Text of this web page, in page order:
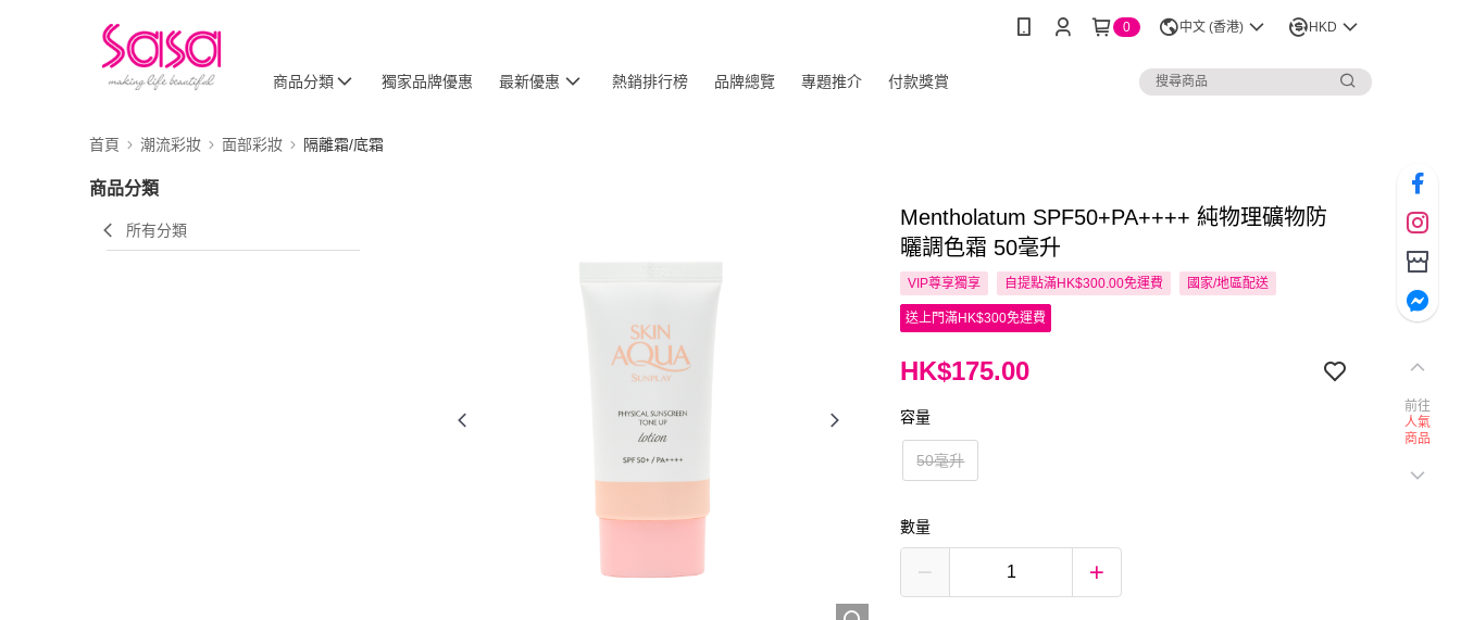
0 中文 (香港) HKD
商品分類 獨家品牌優惠 最新優惠 熱銷排行榜 品牌總覽 專題推介 付款獎賞
首頁 潮流彩妝 面部彩妝 隔離霜/底霜
商品分類
所有分類
Mentholatum SPF50+PA++++ 純物理礦物防
曬調色霜 50毫升
VIP尊享獨享 自提點滿HK$300.00免運費 國家/地區配送
送上門滿HK$300免運費
HK$175.00
容量
50毫升
數量
前往
人氣
商品